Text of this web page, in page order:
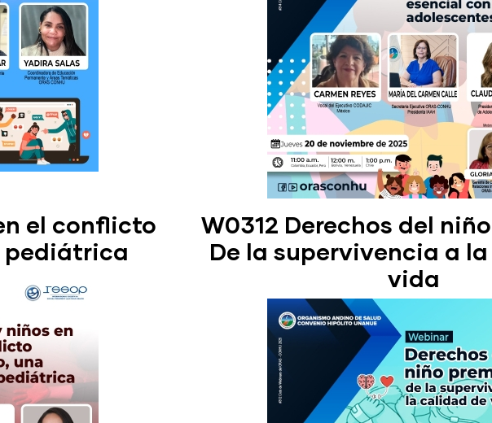
el conflicto
pediátrica
W0312 Derechos del
De la supervivencia a
vida